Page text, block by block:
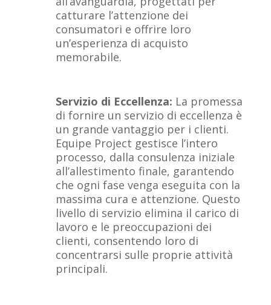
catturare l’attenzione dei
consumatori e offrire loro
un’esperienza di acquisto
memorabile.
Servizio di Eccellenza: La promessa
di fornire un servizio di eccellenza è
un grande vantaggio per i clienti.
Equipe Project gestisce l’intero
processo, dalla consulenza iniziale
all’allestimento finale, garantendo
che ogni fase venga eseguita con la
massima cura e attenzione. Questo
livello di servizio elimina il carico di
lavoro e le preoccupazioni dei
clienti, consentendo loro di
concentrarsi sulle proprie attività
principali.